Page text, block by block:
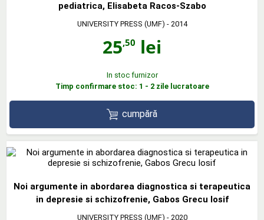
pediatrica, Elisabeta Racos-Szabo
UNIVERSITY PRESS (UMF) - 2014
25,50 lei
In stoc furnizor
Timp confirmare stoc: 1 - 2 zile lucratoare
cumpără
Noi argumente in abordarea diagnostica si terapeutica
in depresie si schizofrenie, Gabos Grecu Iosif
UNIVERSITY PRESS (UMF) - 2020